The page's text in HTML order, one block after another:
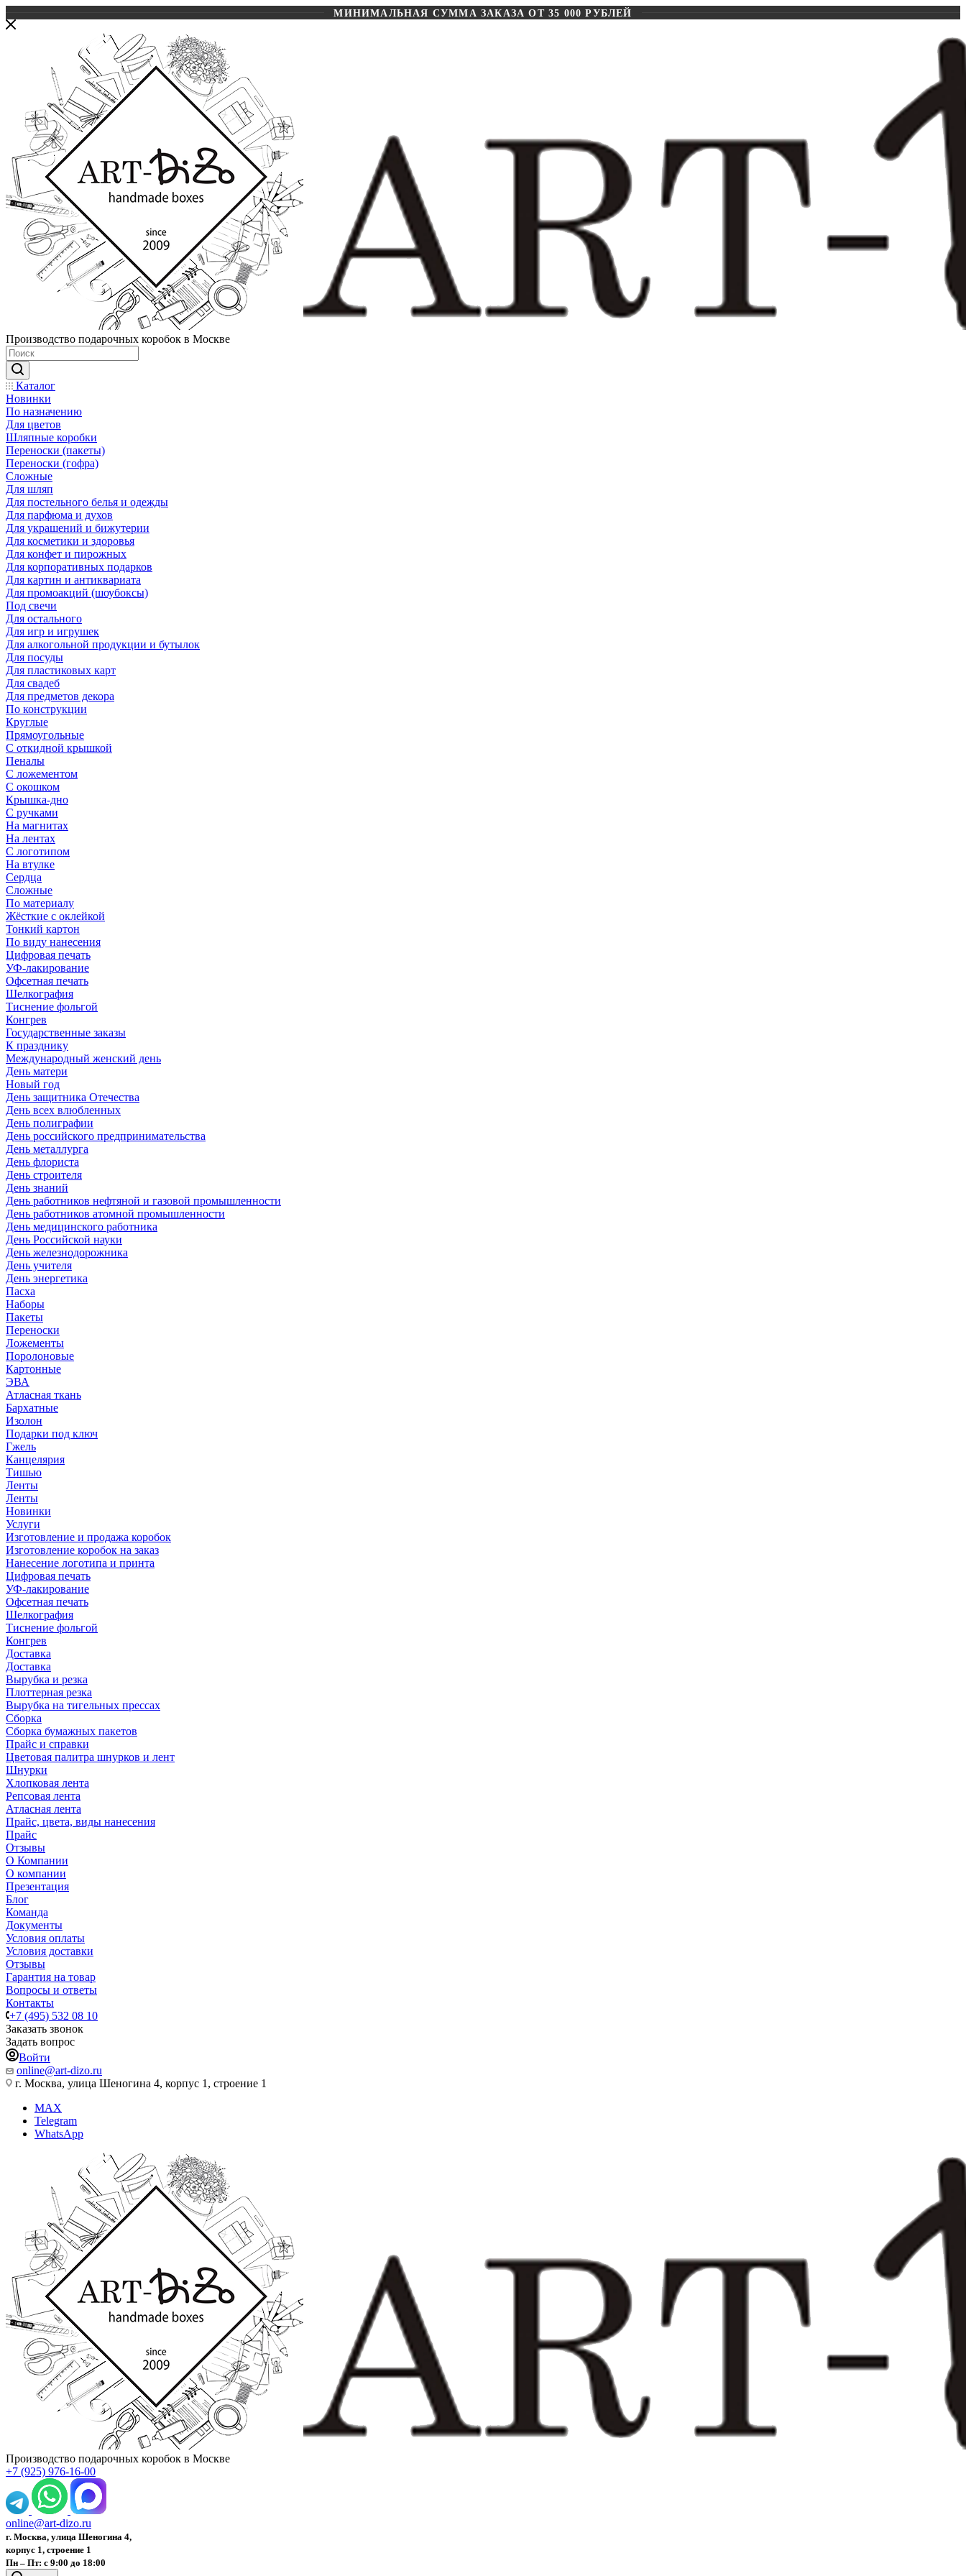
МИНИМАЛЬНАЯ СУММА ЗАКАЗА ОТ 35 000 РУБЛЕЙ
Производство подарочных коробок в Москве
Каталог
Новинки
По назначению
Для цветов
Шляпные коробки
Переноски (пакеты)
Переноски (гофра)
Сложные
Для шляп
Для постельного белья и одежды
Для парфюма и духов
Для украшений и бижутерии
Для косметики и здоровья
Для конфет и пирожных
Для корпоративных подарков
Для картин и антиквариата
Для промоакций (шоубоксы)
Под свечи
Для остального
Для игр и игрушек
Для алкогольной продукции и бутылок
Для посуды
Для пластиковых карт
Для свадеб
Для предметов декора
По конструкции
Круглые
Прямоугольные
С откидной крышкой
Пеналы
С ложементом
С окошком
Крышка-дно
С ручками
На магнитах
На лентах
С логотипом
На втулке
Сердца
Сложные
По материалу
Жёсткие с оклейкой
Тонкий картон
По виду нанесения
Цифровая печать
УФ-лакирование
Офсетная печать
Шелкография
Тиснение фольгой
Конгрев
Государственные заказы
К празднику
Международный женский день
День матери
Новый год
День защитника Отечества
День всех влюбленных
День полиграфии
День российского предпринимательства
День металлурга
День флориста
День строителя
День знаний
День работников нефтяной и газовой промышленности
День работников атомной промышленности
День медицинского работника
День Российской науки
День железнодорожника
День учителя
День энергетика
Пасха
Наборы
Пакеты
Переноски
Ложементы
Поролоновые
Картонные
ЭВА
Атласная ткань
Бархатные
Изолон
Подарки под ключ
Гжель
Канцелярия
Тишью
Ленты
Ленты
Новинки
Услуги
Изготовление и продажа коробок
Изготовление коробок на заказ
Нанесение логотипа и принта
Цифровая печать
УФ-лакирование
Офсетная печать
Шелкография
Тиснение фольгой
Конгрев
Доставка
Доставка
Вырубка и резка
Плоттерная резка
Вырубка на тигельных прессах
Сборка
Сборка бумажных пакетов
Прайс и справки
Цветовая палитра шнурков и лент
Шнурки
Хлопковая лента
Репсовая лента
Атласная лента
Прайс, цвета, виды нанесения
Прайс
Отзывы
О Компании
О компании
Презентация
Блог
Команда
Документы
Условия оплаты
Условия доставки
Отзывы
Гарантия на товар
Вопросы и ответы
Контакты
+7 (495) 532 08 10
Заказать звонок
Задать вопрос
Войти
online@art-dizo.ru
г. Москва, улица Шеногина 4, корпус 1, строение 1
MAX
Telegram
WhatsApp
Производство подарочных коробок в Москве
+7 (925) 976-16-00
online@art-dizo.ru
г. Москва, улица Шеногина 4,
корпус 1, строение 1
Пн – Пт: с 9:00 до 18:00